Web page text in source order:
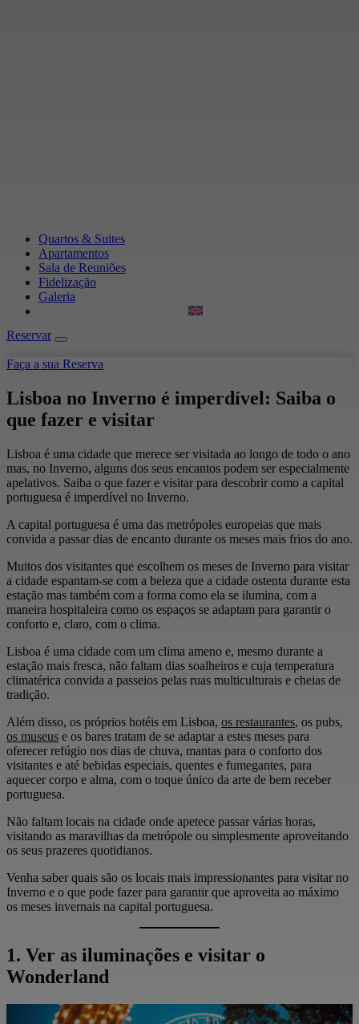
Quartos & Suites
Apartamentos
Sala de Reuniões
Fidelização
Galeria
Reservar
Faça a sua Reserva
Lisboa no Inverno é imperdível: Saiba o
que fazer e visitar
Lisboa é uma cidade que merece ser visitada ao longo de todo o ano
mas, no Inverno, alguns dos seus encantos podem ser especialmente
apelativos. Saiba o que fazer e visitar para descobrir como a capital
portuguesa é imperdível no Inverno.
A capital portuguesa é uma das metrópoles europeias que mais
convida a passar dias de encanto durante os meses mais frios do ano.
Muitos dos visitantes que escolhem os meses de Inverno para visitar
a cidade espantam-se com a beleza que a cidade ostenta durante esta
estação mas também com a forma como ela se ilumina, com a
maneira hospitaleira como os espaços se adaptam para garantir o
conforto e, claro, com o clima.
Lisboa é uma cidade com um clima ameno e, mesmo durante a
estação mais fresca, não faltam dias soalheiros e cuja temperatura
climatérica convida a passeios pelas ruas multiculturais e cheias de
tradição.
Além disso, os próprios hotéis em Lisboa, os restaurantes, os pubs,
os museus e os bares tratam de se adaptar a estes meses para
oferecer refúgio nos dias de chuva, mantas para o conforto dos
visitantes e até bebidas especiais, quentes e fumegantes, para
aquecer corpo e alma, com o toque único da arte de bem receber
portuguesa.
Não faltam locais na cidade onde apetece passar várias horas,
visitando as maravilhas da metrópole ou simplesmente aproveitando
os seus prazeres quotidianos.
Venha saber quais são os locais mais impressionantes para visitar no
Inverno e o que pode fazer para garantir que aproveita ao máximo
os meses invernais na capital portuguesa.
1. Ver as iluminações e visitar o
Wonderland